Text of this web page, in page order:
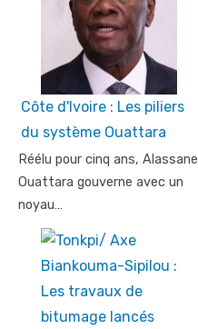
Côte d'Ivoire : Les piliers
du système Ouattara
Réélu pour cinq ans, Alassane
Ouattara gouverne avec un
noyau…